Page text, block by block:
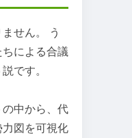
せん。 う
による合議
です。
中から、代
図を可視化